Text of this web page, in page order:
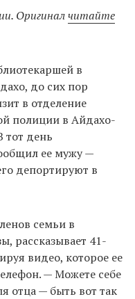
Оригиналчитайте
в
до сих пор
в отделение
полиции в Айдахо-
тот день
ее мужу —
депортируют в
семьи в
рассказывает 41-
видео, которое ее
— Можете себе
отца — быть вот так